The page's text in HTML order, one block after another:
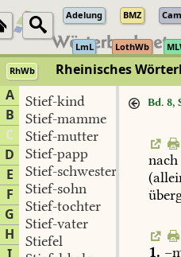
Adelung BMZ
LmL LothWb
RhWb
Rheinisches
A
B
C
D
E
F
G
H
Stief-kind
Stief-mamme
Stief-mutter
Stief-papp
Stief-schwester
Stief-sohn
Stief-tochter
Stief-vater
Stiefel
Bd. 8,
nach
1.